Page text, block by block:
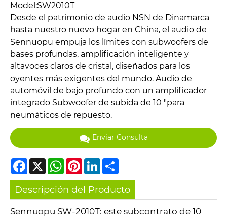
Model:SW2010T
Desde el patrimonio de audio NSN de Dinamarca
hasta nuestro nuevo hogar en China, el audio de
Sennuopu empuja los límites con subwoofers de
bases profundas, amplificación inteligente y
altavoces claros de cristal, diseñados para los
oyentes más exigentes del mundo. Audio de
automóvil de bajo profundo con un amplificador
integrado Subwoofer de subida de 10 "para
neumáticos de repuesto.
Enviar Consulta
Facebook
X WhatsAppPinterestLinkedIn
Descripción del Producto
Sennuopu SW-2010T: este subcontrato de 10